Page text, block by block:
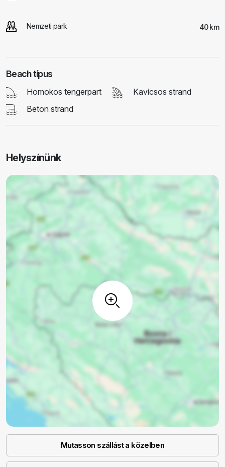
Nemzeti park 40 km
Beach típus
Homokos tengerpart
Kavicsos strand
Beton strand
Helyszínünk
Mutasson szállást a közelben